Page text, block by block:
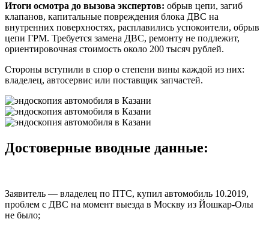
Итоги осмотра до вызова экспертов: обрыв цепи, загиб
клапанов, капитальные повреждения блока ДВС на
внутренних поверхностях, расплавились успокоители, обрыв
цепи ГРМ. Требуется замена ДВС, ремонту не подлежит,
ориентировочная стоимость около 200 тысяч рублей.
Стороны вступили в спор о степени вины каждой из них:
владелец, автосервис или поставщик запчастей.
Достоверные вводные данные:
Заявитель — владелец по ПТС, купил автомобиль 10.2019,
проблем с ДВС на момент выезда в Москву из Йошкар-Олы
не было;